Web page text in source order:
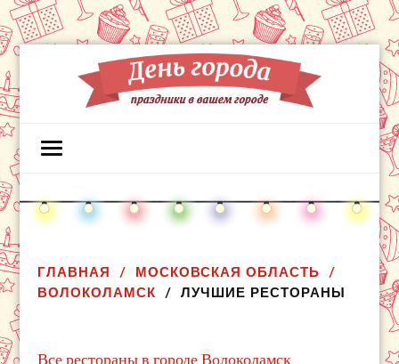
ГЛАВНАЯ
МОСКОВСКАЯ ОБЛАСТЬ
ВОЛОКОЛАМСК
ЛУЧШИЕ РЕСТОРАНЫ
Все рестораны в городе Волоколамск